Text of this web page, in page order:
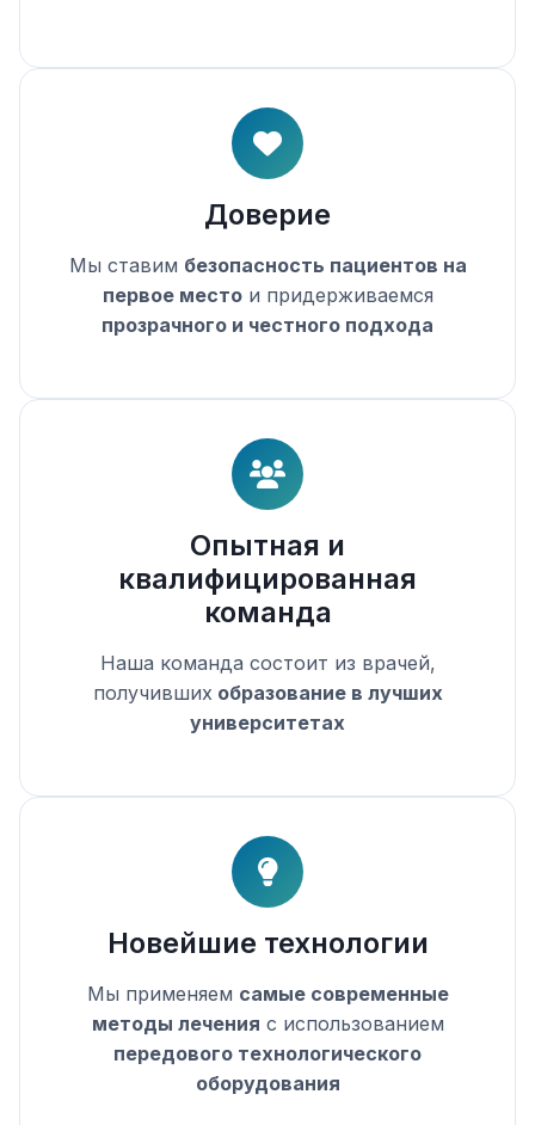
Доверие
Мы ставим безопасность пациентов на
первое местои придерживаемся
прозрачного и честного подхода
Опытная и
квалифицированная
команда
Наша команда состоит из врачей,
получившихобразование в лучших
университетах
Новейшие технологии
Мы применяем самые современные
методы лечения с использованием
передового технологического
оборудования